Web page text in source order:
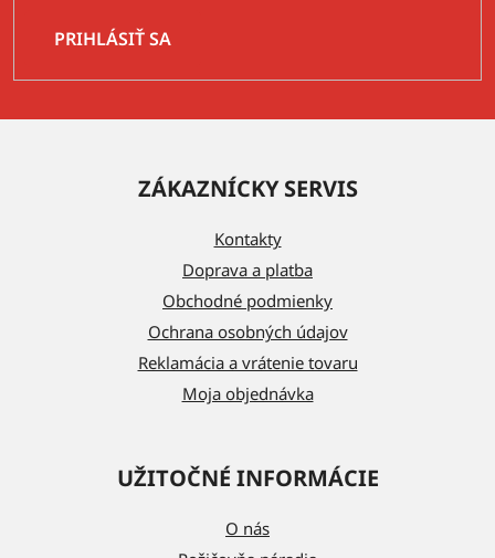
PRIHLÁSIŤ SA
ZÁKAZNÍCKY SERVIS
Kontakty
Doprava a platba
Obchodné podmienky
Ochrana osobných údajov
Reklamácia a vrátenie tovaru
Moja objednávka
UŽITOČNÉ INFORMÁCIE
O nás